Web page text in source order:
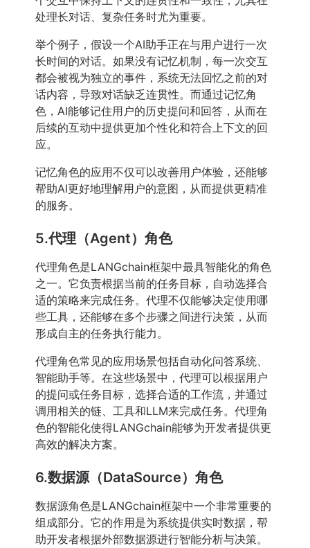
处理长对话、复杂任务时尤为重要。
举个例子，假设一个AI助手正在与用户进行一次
长时间的对话。如果没有记忆机制，每一次交互
都会被视为独立的事件，系统无法回忆之前的对
话内容，导致对话缺乏连贯性。而通过记忆角
色，AI能够记住用户的历史提问和回答，从而在
后续的互动中提供更加个性化和符合上下文的回
应。
记忆角色的应用不仅可以改善用户体验，还能够
帮助AI更好地理解用户的意图，从而提供更精准
的服务。
5.代理（Agent）角色
代理角色是LANGchain框架中最具智能化的角色
之一。它负责根据当前的任务目标，自动选择合
适的策略来完成任务。代理不仅能够决定使用哪
些工具，还能够在多个步骤之间进行决策，从而
形成自主的任务执行能力。
代理角色常见的应用场景包括自动化问答系统、
智能助手等。在这些场景中，代理可以根据用户
的提问或任务目标，选择合适的工作流，并通过
调用相关的链、工具和LLM来完成任务。代理角
色的智能化使得LANGchain能够为开发者提供更
高效的解决方案。
6.数据源（DataSource）角色
数据源角色是LANGchain框架中一个非常重要的
组成部分。它的作用是为系统提供实时数据，帮
助开发者根据外部数据源进行智能分析与决策。